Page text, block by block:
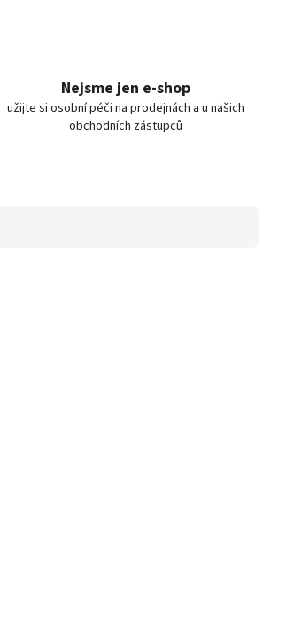
Nejsme jen e-shop
užijte si osobní péči na prodejnách a u našich
obchodních zástupců